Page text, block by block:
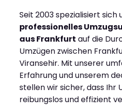
Seit 2003 spezialisiert sich
professionelles
aus Frankfurt auf die
Umzügen zwischen
Viransehir. Mit unserer
Erfahrung und unserem
stellen wir sicher, dass Ihr
reibungslos und effizient